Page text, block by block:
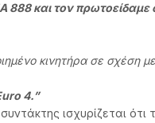
888 και τον πρωτοείδαμε
κινητήρα σε σχέση
4.”
ισχυρίζεται ότι